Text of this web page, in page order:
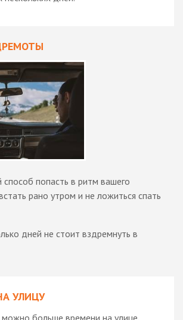
попасть в ритм вашего
рано утром и не ложиться спать
дней не стоит вздремнуть в
УЛИЦУ
больше времени на улице.